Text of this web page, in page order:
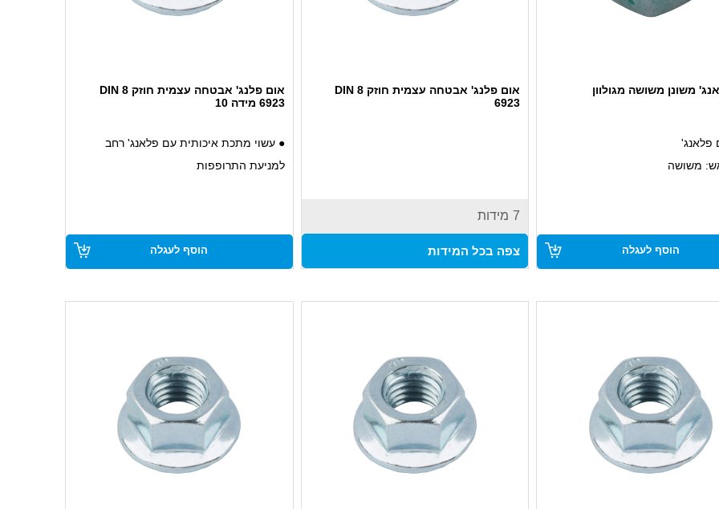
משונן משושה מגולוון
פלאנג'
משושה
קורוזיה
הוסף לעגלה
אום פלנג' אבטחה עצמית חוזק 8 DIN
6923
7 מידות
צפה בכל המידות
אום פלנג' אבטחה עצמית חוזק 8 DIN
6923 מידה 10
● עשוי מתכת איכותית עם פלאנג' רחב
למניעת התרופפות
● מערכת אבטחה עצמית עם ליבת ניילון
למניעת התרופפותהוסף לעגלה